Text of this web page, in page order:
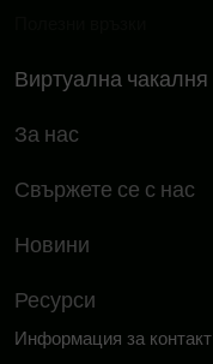
Виртуална чакалня
За нас
Свържете се с нас
Новини
Ресурси
Информация за контакт